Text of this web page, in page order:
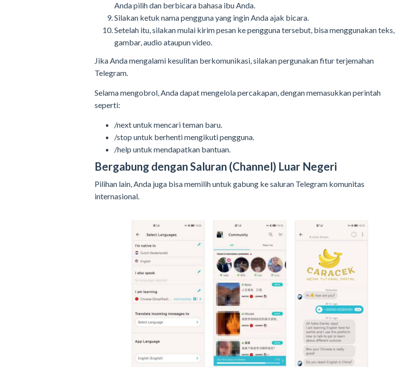
Anda pilih dan berbicara bahasa ibu Anda.
Silakan ketuk nama pengguna yang ingin Anda ajak bicara.
Setelah itu, silakan mulai kirim pesan ke pengguna tersebut, bisa menggunakan teks,
gambar, audio ataupun video.
Jika Anda mengalami kesulitan berkomunikasi, silakan pergunakan fitur terjemahan
Telegram.
Selama mengobrol, Anda dapat mengelola percakapan, dengan memasukkan perintah
seperti:
/next untuk mencari teman baru.
/stop untuk berhenti mengikuti pengguna.
/help untuk mendapatkan bantuan.
Bergabung dengan Saluran (Channel) Luar Negeri
Pilihan lain, Anda juga bisa memilih untuk gabung ke saluran Telegram komunitas
internasional.